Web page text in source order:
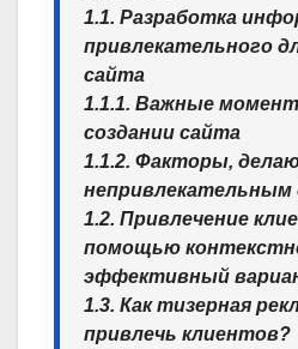
1.1. Разработка
привлекательного
сайта
1.1.1. Важные
создании сайта
1.1.2. Факторы,
непривлекательным
1.2. Привлечение
помощью
эффективный
1.3. Как тизерная
привлечь клиентов?